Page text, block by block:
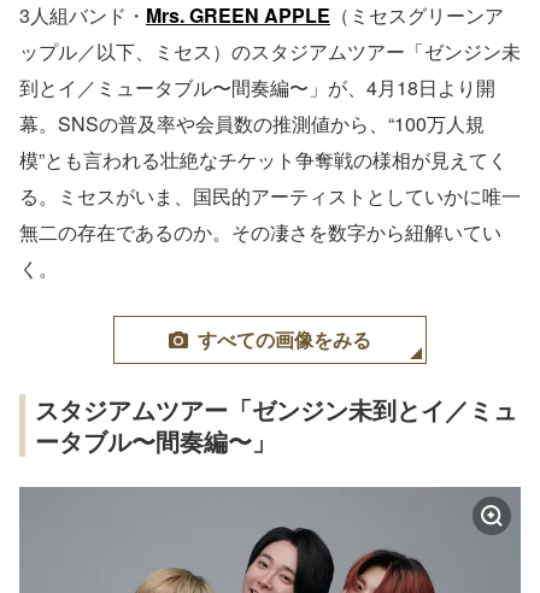
3人組バンド・ Mrs. GREEN APPLE （ミセスグリーンア
ップル／以下、ミセス）のスタジアムツアー「ゼンジン未
到とイ／ミュータブル〜間奏編〜」が、4月18日より開
幕。SNSの普及率や会員数の推測値から、“100万人規
模”とも言われる壮絶なチケット争奪戦の様相が見えてく
る。ミセスがいま、国民的アーティストとしていかに唯一
無二の存在であるのか。その凄さを数字から紐解いてい
く。
すべての画像をみる
スタジアムツアー「ゼンジン未到とイ／ミュ
ータブル〜間奏編〜」